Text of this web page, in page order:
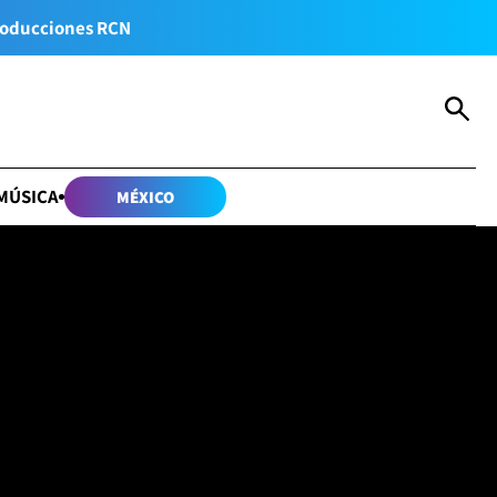
RCN
MÉXICO